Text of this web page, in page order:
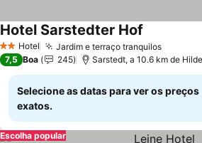
2 Estrelas
Hotel Jardim e terraço tranquilos
Hotel Sarstedter Hof
7,5 Boa 245 Sarstedt, a 10.6 km de
Selecione as datas para ver os preços
exatos.
Escolha popular